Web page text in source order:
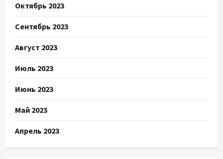
Октябрь 2023
Сентябрь 2023
Август 2023
Июль 2023
Июнь 2023
Май 2023
Апрель 2023